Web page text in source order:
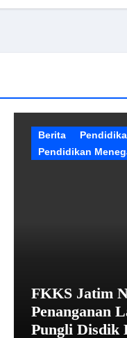
Berita
Pendidikan
FKKS Jatim
Penanganan
Pungli Disdik